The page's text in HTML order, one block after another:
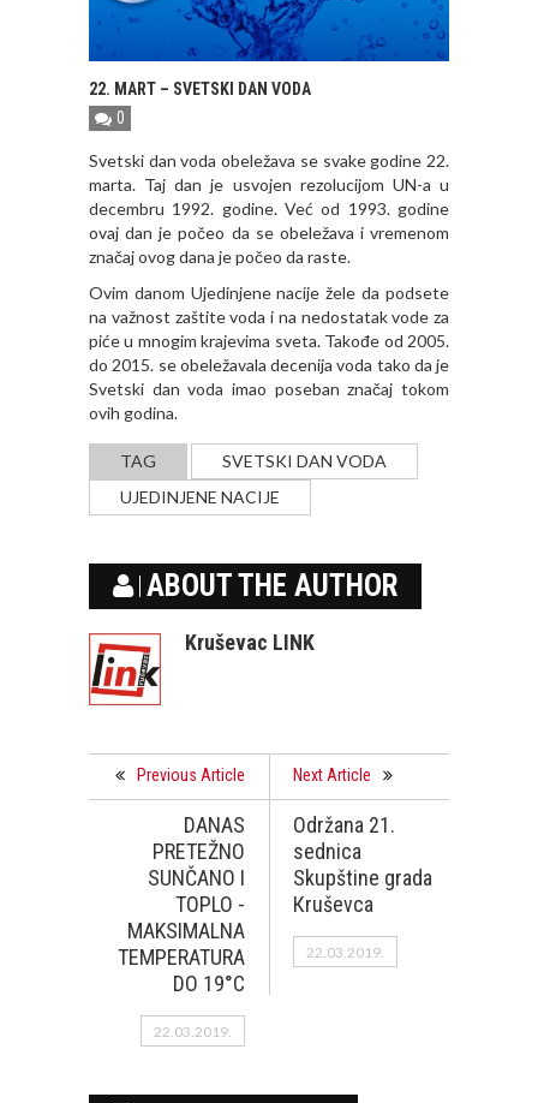
22. MART – SVETSKI DAN VODA
0
Svetski dan voda obeležava se svake godine 22.
marta. Taj dan je usvojen rezolucijom UN-a u
decembru 1992. godine. Već od 1993. godine
ovaj dan je počeo da se obeležava i vremenom
značaj ovog dana je počeo da raste.
Ovim danom Ujedinjene nacije žele da podsete
na važnost zaštite voda i na nedostatak vode za
piće u mnogim krajevima sveta. Takođe od 2005.
do 2015. se obeležavala decenija voda tako da je
Svetski dan voda imao poseban značaj tokom
ovih godina.
TAG
SVETSKI DAN VODA
UJEDINJENE NACIJE
ABOUT THE AUTHOR
Kruševac LINK
Previous Article
DANAS
PRETEŽNO
SUNČANO I
TOPLO -
MAKSIMALNA
TEMPERATURA
DO 19°C
22.03.2019.
Next Article
Održana 21.
sednica
Skupštine grada
Кruševca
22.03.2019.